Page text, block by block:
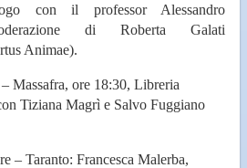
con il professor Alessandro
di Roberta Galati
Animae).
Massafra, ore 18:30, Libreria
Tiziana Magrì e Salvo Fuggiano
– Taranto: Francesca Malerba,